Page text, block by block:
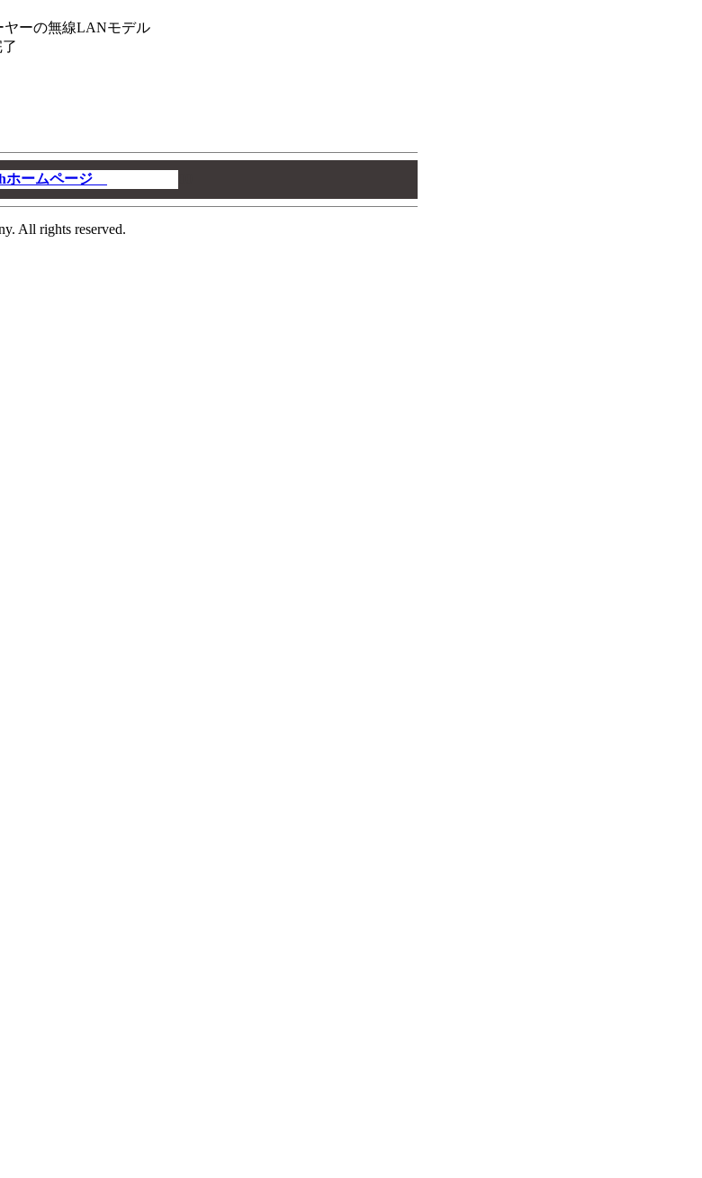
ヤーの無線LANモデル
ホームページ
All rights reserved.